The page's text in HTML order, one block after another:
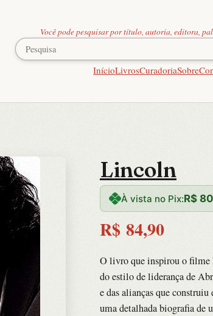
Você pode pesquisar por título, autoria, editora,
InícioLivrosCuradoriaSobre
Lincoln
À vista no Pix:R$
R$ 84,90
O livro que inspirou o filme
do estilo de liderança de
e das alianças que
uma detalhada biografia de